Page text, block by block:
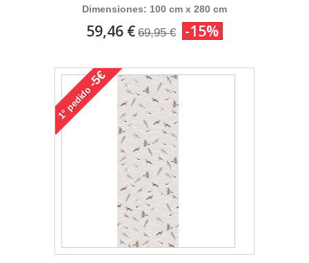
Dimensiones: 100 cm x 280 cm
59,46 € 69,95 € -15%
1°
pedido
-5€